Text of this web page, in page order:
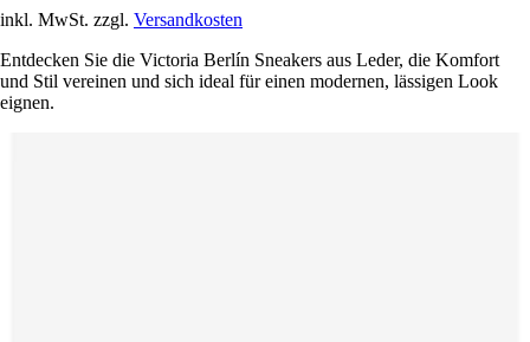
inkl. MwSt. zzgl. Versandkosten
Entdecken Sie die Victoria Berlín Sneakers aus Leder, die Komfort
und Stil vereinen und sich ideal für einen modernen, lässigen Look
eignen.